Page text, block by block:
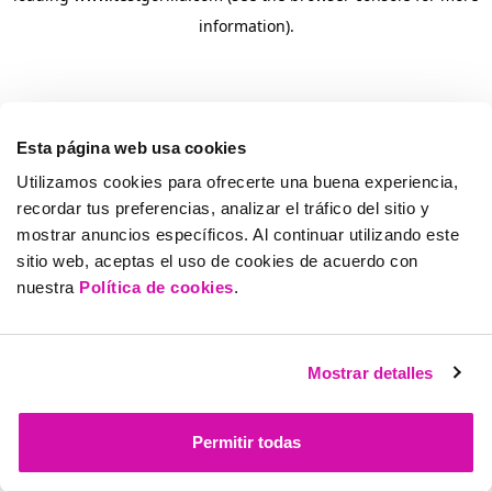
Esta página web usa cookies
Utilizamos cookies para ofrecerte una buena experiencia,
recordar tus preferencias, analizar el tráfico del sitio y
mostrar anuncios específicos. Al continuar utilizando este
sitio web, aceptas el uso de cookies de acuerdo con
nuestra Política de cookies.
Mostrar detalles
Permitir todas
information).